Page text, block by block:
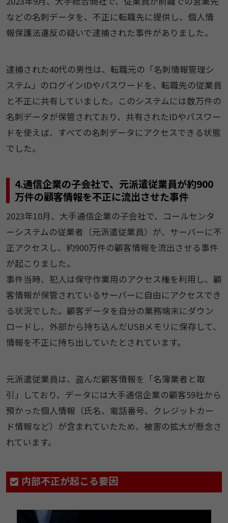
などの名刺データを、不正に転職先に提供し、個人情
報保護法違反の疑いで逮捕された事件がありました。
逮捕された40代の男性は、転職元の「名刺情報管理シ
ステム」のログインIDやパスワードを、転職先の従業員
と不正に共有していました。このシステムには数万件の
名刺データが保管されており、共有されたIDやパスワー
ドを使えば、すべての名刺データにアクセスできる状態
でした。
4.通信企業の子会社で、元派遣従業員が約900
万件の顧客情報を不正に流出させた事件
2023年10月、大手通信企業の子会社で、コールセンタ
ーシステムの従業者（元派遣従業員）が、サーバーに不
正アクセスし、約900万件の顧客情報を流出させる事件
が起こりました。
事件当時、犯人は保守作業用のアクセス権を利用し、顧
客情報が保管されているサーバーに自由にアクセスでき
る状況でした。顧客データを自分の業務端末にダウン
ロードし、外部から持ち込んだUSBメモリに保存して、
情報を不正に持ち出していたとされています。
元派遣従業員は、盗んだ顧客情報を「名簿業者と取
引」しており、データには大手通信企業の顧客59社から
預かった個人情報（氏名、電話番号、クレジットカー
ド情報など）が含まれていたため、被害の拡大が懸念さ
れています。
内部不正が起こる要因